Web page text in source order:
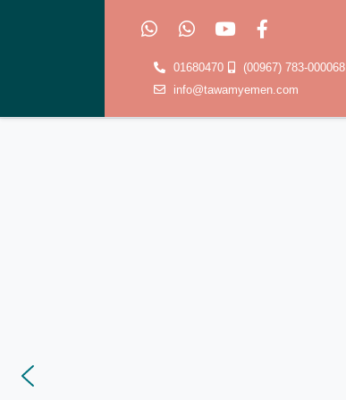
01680470
(00967) 783-000068
info@tawamyemen.com